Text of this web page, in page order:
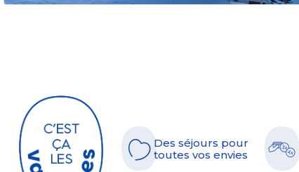
Des séjours pour
toutes vos envies